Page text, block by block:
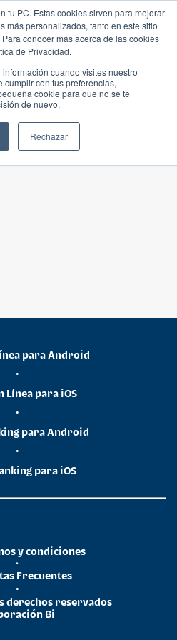
tu PC. Estas cookies sirven para mejorar
más personalizados, tanto en este sitio
conocer más acerca de las cookies
de Privacidad.
cuando visites nuestro
cumplir con tus preferencias,
cookie para que no se te
de nuevo.
Rechazar
para Android
•
Línea para iOS
•
para Android
•
para iOS
derechos reservados
Bi
•
Frecuentes
•
y condiciones